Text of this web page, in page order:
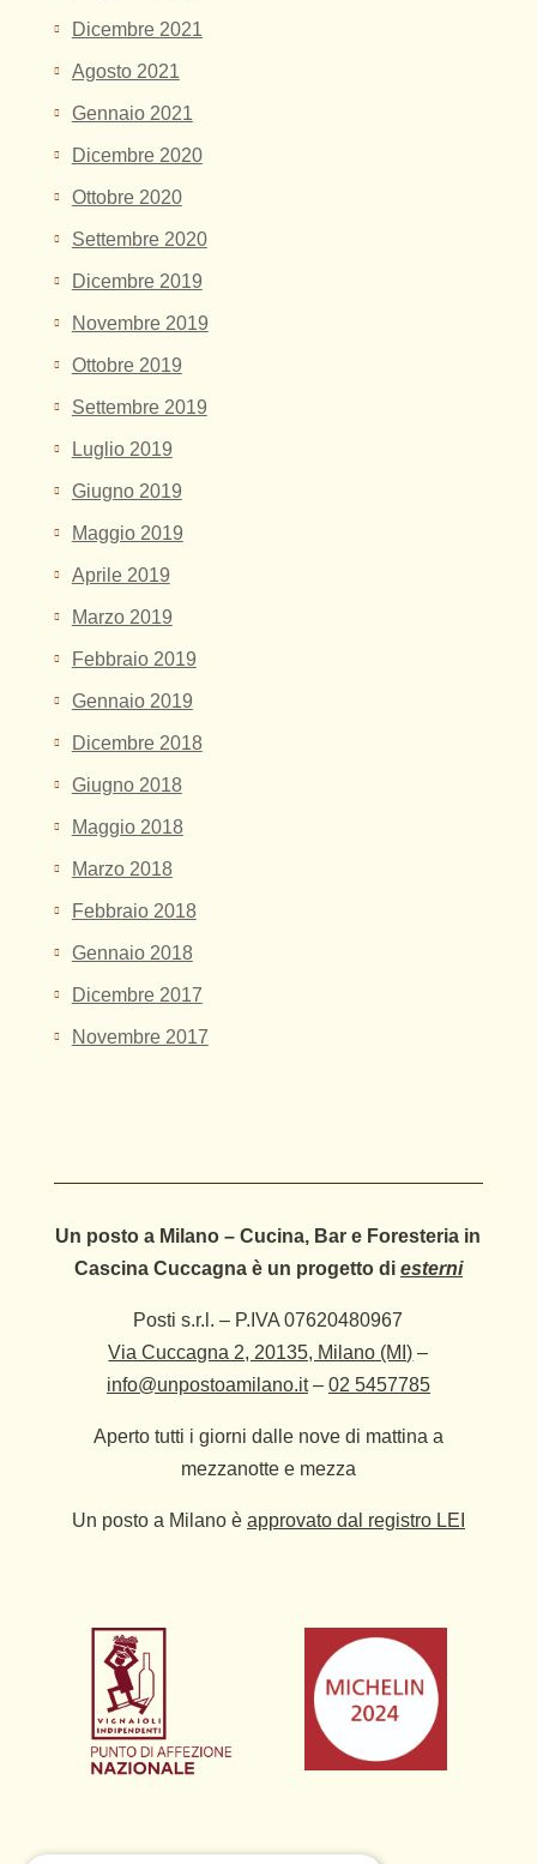
Dicembre 2021
Agosto 2021
Gennaio 2021
Dicembre 2020
Ottobre 2020
Settembre 2020
Dicembre 2019
Novembre 2019
Ottobre 2019
Settembre 2019
Luglio 2019
Giugno 2019
Maggio 2019
Aprile 2019
Marzo 2019
Febbraio 2019
Gennaio 2019
Dicembre 2018
Giugno 2018
Maggio 2018
Marzo 2018
Febbraio 2018
Gennaio 2018
Dicembre 2017
Novembre 2017
Un posto a Milano – Cucina, Bar e Foresteria in
Cascina Cuccagna è un progetto di esterni
Posti s.r.l. – P.IVA 07620480967
Via Cuccagna 2, 20135, Milano (MI) –
info@unpostoamilano.it– 02 5457785
Aperto tutti i giorni dalle nove di mattina a
mezzanotte e mezza
Un posto a Milano è approvato dal registro LEI